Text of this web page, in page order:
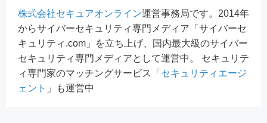
株式会社セキュアオンライン運営事務局です。2014年
からサイバーセキュリティ専門メディア「サイバーセ
キュリティ.com」を立ち上げ、国内最大級のサイバー
セキュリティ専門メディアとして運営中。 セキュリテ
ィ専門家のマッチングサービス「 セキュリティエージ
ェント 」も運営中